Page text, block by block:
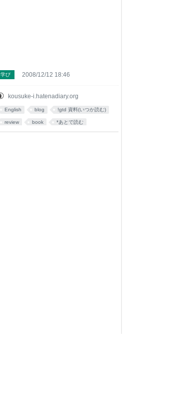
kousuke-i.hatenadiary.org
学び 2008/12/12 18:46
English blog !gtd 資料(いつか読む)
review book *あとで読む